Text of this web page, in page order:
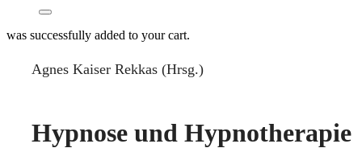
was successfully added to your cart.
Agnes Kaiser Rekkas (Hrsg.)
Hypnose und Hypnotherapie